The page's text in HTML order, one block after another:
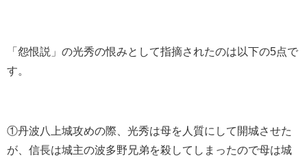
「怨恨説」の光秀の恨みとして指摘されたのは以下の5点で
す。
①丹波八上城攻めの際、光秀は母を人質にして開城させた
が、信長は城主の波多野兄弟を殺してしまったので母は城